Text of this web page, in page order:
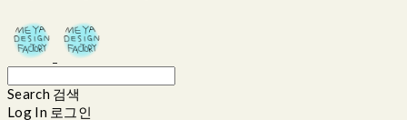
Search 검색
Log In 로그인